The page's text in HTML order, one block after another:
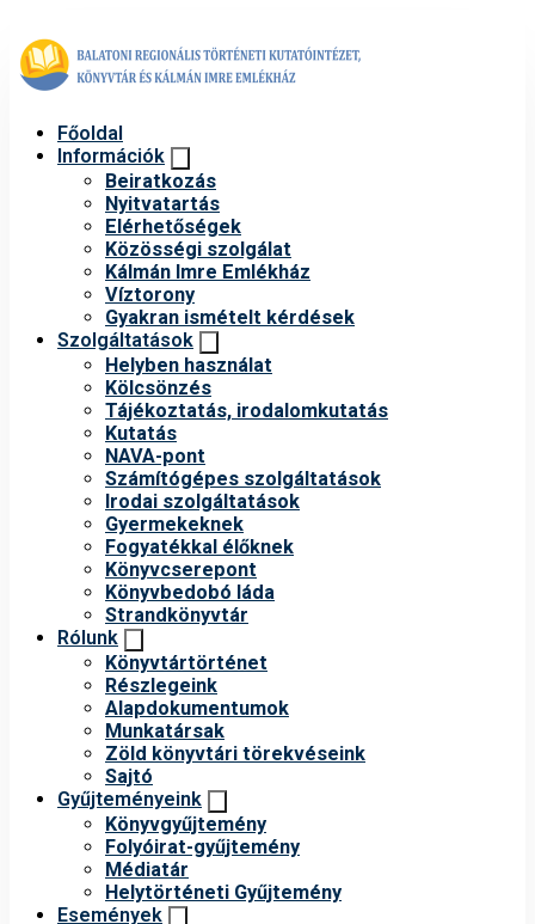
Főoldal
Információk
Beiratkozás
Nyitvatartás
Elérhetőségek
Közösségi szolgálat
Kálmán Imre Emlékház
Víztorony
Gyakran ismételt kérdések
Szolgáltatások
Helyben használat
Kölcsönzés
Tájékoztatás, irodalomkutatás
Kutatás
NAVA-pont
Számítógépes szolgáltatások
Irodai szolgáltatások
Gyermekeknek
Fogyatékkal élőknek
Könyvcserepont
Könyvbedobó láda
Strandkönyvtár
Rólunk
Könyvtártörténet
Részlegeink
Alapdokumentumok
Munkatársak
Zöld könyvtári törekvéseink
Sajtó
Gyűjteményeink
Könyvgyűjtemény
Folyóirat-gyűjtemény
Médiatár
Helytörténeti Gyűjtemény
Események